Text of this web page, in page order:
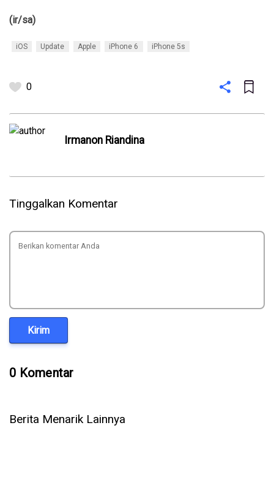
(ir/sa)
iOS Update Apple iPhone 6 iPhone 5s
0
Irmanon Riandina
Tinggalkan Komentar
Kirim
0 Komentar
Berita Menarik Lainnya